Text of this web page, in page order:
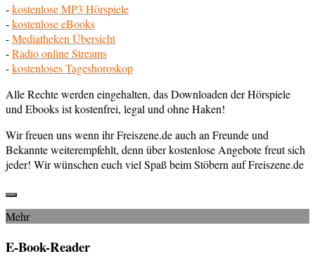
-kostenlose MP3 Hörspiele
-kostenlose eBooks
-Mediatheken Übersicht
-Radio online Streams
-kostenloses Tageshoroskop
Alle Rechte werden eingehalten, das Downloaden der Hörspiele
und Ebooks ist kostenfrei, legal und ohne Haken!
Wir freuen uns wenn ihr Freiszene.de auch an Freunde und
Bekannte weiterempfehlt, denn über kostenlose Angebote freut sich
jeder! Wir wünschen euch viel Spaß beim Stöbern auf Freiszene.de
Mehr
E-Book-Reader